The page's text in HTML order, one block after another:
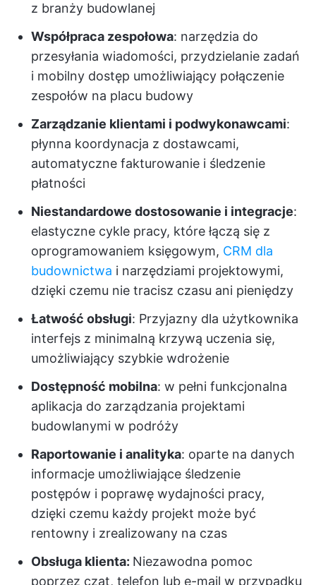
z branży budowlanej
Współpraca zespołowa: narzędzia do
przesyłania wiadomości, przydzielanie zadań
i mobilny dostęp umożliwiający połączenie
zespołów na placu budowy
Zarządzanie klientami i podwykonawcami:
płynna koordynacja z dostawcami,
automatyczne fakturowanie i śledzenie
płatności
Niestandardowe dostosowanie i integracje:
elastyczne cykle pracy, które łączą się z
oprogramowaniem księgowym, CRM dla
budownictwa i narzędziami projektowymi,
dzięki czemu nie tracisz czasu ani pieniędzy
Łatwość obsługi: Przyjazny dla użytkownika
interfejs z minimalną krzywą uczenia się,
umożliwiający szybkie wdrożenie
Dostępność mobilna: w pełni funkcjonalna
aplikacja do zarządzania projektami
budowlanymi w podróży
Raportowanie i analityka: oparte na danych
informacje umożliwiające śledzenie
postępów i poprawę wydajności pracy,
dzięki czemu każdy projekt może być
rentowny i zrealizowany na czas
Obsługa klienta: Niezawodna pomoc
poprzez czat, telefon lub e-mail w przypadku